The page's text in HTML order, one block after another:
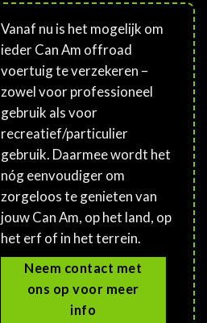
Vanaf nu is het mogelijk om
ieder Can Am offroad
voertuig te verzekeren –
zowel voor professioneel
gebruik als voor
recreatief/particulier
gebruik. Daarmee wordt het
nóg eenvoudiger om
zorgeloos te genieten van
jouw Can Am, op het land, op
het erf of in het terrein.
Neem contact met
ons op voor meer
info